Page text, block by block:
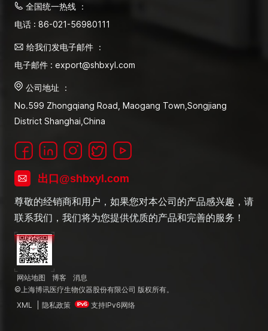
全国统一热线 ：
电话 : 86-021-56980111
给我们发电子邮件 ：
电子邮件 : export@shbxyl.com
公司地址 ：
No.599 Zhongqiang Road, Maogang Town,Songjiang
District Shanghai,China
出口@shbxyl.com
尊敬的经销商和用户，如果您对本公司的产品感兴趣，请
联系我们，我们将为您提供优质的产品和完善的服务！
网站地图 博客
消息
©上海博讯医疗生物仪器股份有限公司 版权所有。
XML
隐私政策 支持IPv6网络